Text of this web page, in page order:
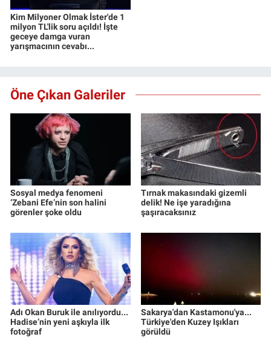
Kim Milyoner Olmak İster'de 1
milyon TL'lik soru açıldı! İşte
geceye damga vuran
yarışmacının cevabı...
Öne Çıkan Galeriler
Sosyal medya fenomeni
‘Zebani Efe’nin son halini
görenler şoke oldu
Tırnak makasındaki gizemli
delik! Ne işe yaradığına
şaşıracaksınız
Adı Okan Buruk ile anılıyordu...
Hadise’nin yeni aşkıyla ilk
fotoğraf
Sakarya'dan Kastamonu'ya...
Türkiye'den Kuzey Işıkları
görüldü